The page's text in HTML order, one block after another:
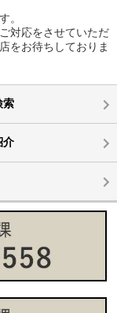
。
対応をさせていただ
をお待ちしておりま
索
介